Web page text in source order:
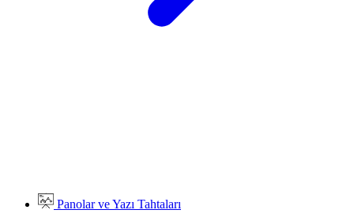
Panolar ve Yazı Tahtaları